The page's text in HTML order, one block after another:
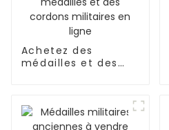
Achetez des
médailles et des